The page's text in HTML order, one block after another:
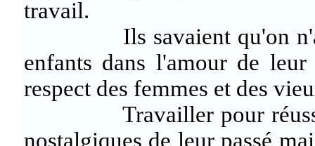
travail.
Ils savaient qu'on n'a
enfants dans l'amour de
respect des femmes et des
Travailler pour réussir
nostalgiques de leur passé